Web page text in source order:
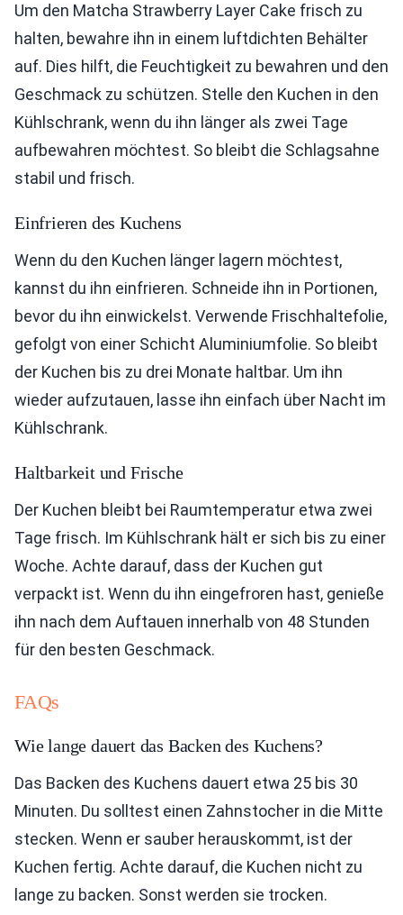
Um den Matcha Strawberry Layer Cake frisch zu
halten, bewahre ihn in einem luftdichten Behälter
auf. Dies hilft, die Feuchtigkeit zu bewahren und den
Geschmack zu schützen. Stelle den Kuchen in den
Kühlschrank, wenn du ihn länger als zwei Tage
aufbewahren möchtest. So bleibt die Schlagsahne
stabil und frisch.
Einfrieren des Kuchens
Wenn du den Kuchen länger lagern möchtest,
kannst du ihn einfrieren. Schneide ihn in Portionen,
bevor du ihn einwickelst. Verwende Frischhaltefolie,
gefolgt von einer Schicht Aluminiumfolie. So bleibt
der Kuchen bis zu drei Monate haltbar. Um ihn
wieder aufzutauen, lasse ihn einfach über Nacht im
Kühlschrank.
Haltbarkeit und Frische
Der Kuchen bleibt bei Raumtemperatur etwa zwei
Tage frisch. Im Kühlschrank hält er sich bis zu einer
Woche. Achte darauf, dass der Kuchen gut
verpackt ist. Wenn du ihn eingefroren hast, genieße
ihn nach dem Auftauen innerhalb von 48 Stunden
für den besten Geschmack.
FAQs
Wie lange dauert das Backen des Kuchens?
Das Backen des Kuchens dauert etwa 25 bis 30
Minuten. Du solltest einen Zahnstocher in die Mitte
stecken. Wenn er sauber herauskommt, ist der
Kuchen fertig. Achte darauf, die Kuchen nicht zu
lange zu backen. Sonst werden sie trocken.